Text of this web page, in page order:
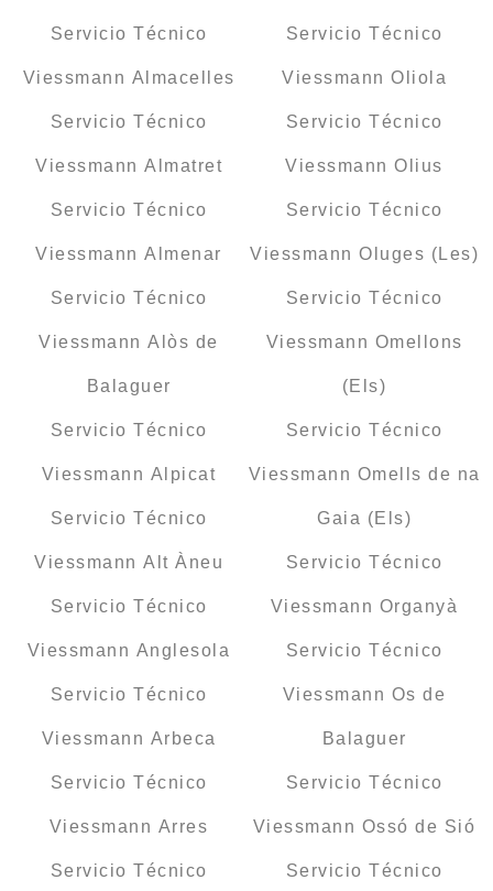
Servicio Técnico
Viessmann Almacelles
Servicio Técnico
Viessmann Almatret
Servicio Técnico
Viessmann Almenar
Servicio Técnico
Viessmann Alòs de
Balaguer
Servicio Técnico
Viessmann Alpicat
Servicio Técnico
Viessmann Alt Àneu
Servicio Técnico
Viessmann Anglesola
Servicio Técnico
Viessmann Arbeca
Servicio Técnico
Viessmann Arres
Servicio Técnico
Servicio Técnico
Viessmann Oliola
Servicio Técnico
Viessmann Olius
Servicio Técnico
Viessmann Oluges (Les)
Servicio Técnico
Viessmann Omellons
(Els)
Servicio Técnico
Viessmann Omells de na
Gaia (Els)
Servicio Técnico
Viessmann Organyà
Servicio Técnico
Viessmann Os de
Balaguer
Servicio Técnico
Viessmann Ossó de Sió
Servicio Técnico